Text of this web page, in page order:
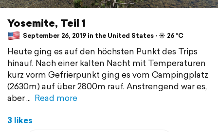
Yosemite, Teil 1
September 26, 2019 in the United States ⋅ ☀️ 26 °C
Heute ging es auf den höchsten Punkt des Trips
hinauf. Nach einer kalten Nacht mit Temperaturen
kurz vorm Gefrierpunkt ging es vom Campingplatz
(2630m) auf über 2800m rauf. Anstrengend war es,
aber
Read more
3 likes